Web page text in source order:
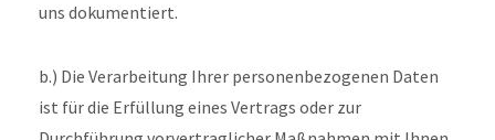
uns dokumentiert.
b.) Die Verarbeitung Ihrer personenbezogenen Daten
ist für die Erfüllung eines Vertrags oder zur